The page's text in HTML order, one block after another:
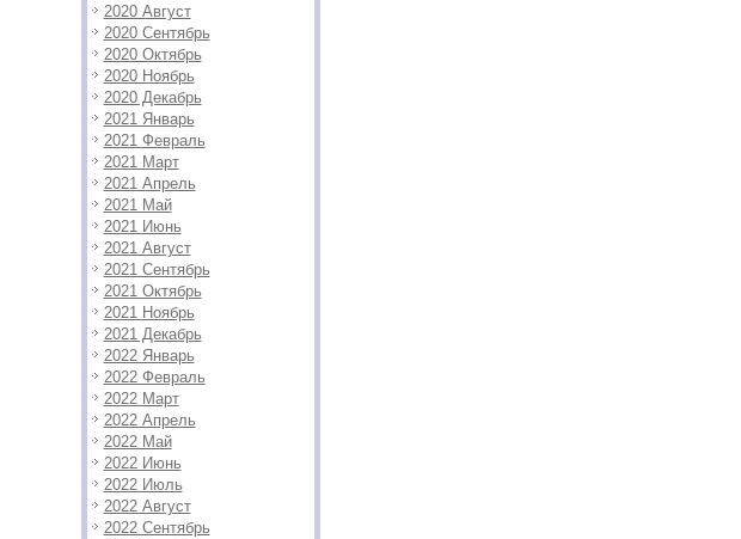
2020 Август
2020 Сентябрь
2020 Октябрь
2020 Ноябрь
2020 Декабрь
2021 Январь
2021 Февраль
2021 Март
2021 Апрель
2021 Май
2021 Июнь
2021 Август
2021 Сентябрь
2021 Октябрь
2021 Ноябрь
2021 Декабрь
2022 Январь
2022 Февраль
2022 Март
2022 Апрель
2022 Май
2022 Июнь
2022 Июль
2022 Август
2022 Сентябрь